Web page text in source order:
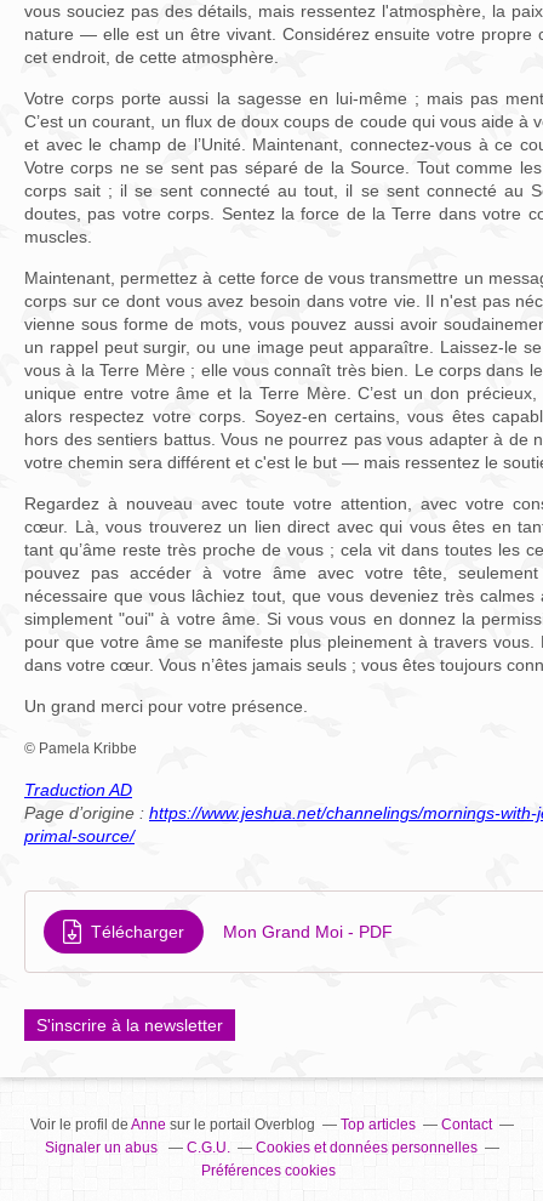
vous souciez pas des détails, mais ressentez l'atmosphère, la
nature — elle est un être vivant. Considérez ensuite votre propre
cet endroit, de cette atmosphère.
Votre corps porte aussi la sagesse en lui-même ; mais pas
C’est un courant, un flux de doux coups de coude qui vous aide à
et avec le champ de l’Unité. Maintenant, connectez-vous à ce
Votre corps ne se sent pas séparé de la Source. Tout comme
corps sait ; il se sent connecté au tout, il se sent connecté au
doutes, pas votre corps. Sentez la force de la Terre dans votre
muscles.
Maintenant, permettez à cette force de vous transmettre un
corps sur ce dont vous avez besoin dans votre vie. Il n'est pas
vienne sous forme de mots, vous pouvez aussi avoir
un rappel peut surgir, ou une image peut apparaître. Laissez-le
vous à la Terre Mère ; elle vous connaît très bien. Le corps dans
unique entre votre âme et la Terre Mère. C’est un don
alors respectez votre corps. Soyez-en certains, vous êtes
hors des sentiers battus. Vous ne pourrez pas vous adapter à de
votre chemin sera différent et c'est le but — mais ressentez le
Regardez à nouveau avec toute votre attention, avec votre
cœur. Là, vous trouverez un lien direct avec qui vous êtes en
tant qu’âme reste très proche de vous ; cela vit dans toutes les
pouvez pas accéder à votre âme avec votre tête,
nécessaire que vous lâchiez tout, que vous deveniez très calmes
simplement "oui" à votre âme. Si vous vous en donnez la
pour que votre âme se manifeste plus pleinement à travers vous.
dans votre cœur. Vous n’êtes jamais seuls ; vous êtes toujours
Un grand merci pour votre présence.
© Pamela Kribbe
Traduction AD
Page d’origine : https://www.jeshua.net/channelings/mornings-
primal-source/
Télécharger Mon Grand Moi - PDF
S'inscrire à la newsletter
Voir le profil de Annesur le portail Overblog Top articles
Contact
Signaler un abus
C.G.U.
Cookies et données personnelles
Préférences cookies